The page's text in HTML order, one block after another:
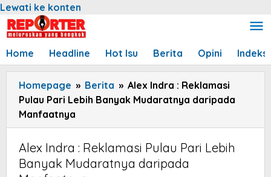
Lewati ke konten
Home Headline Hot Isu Berita Opini Indeks
Homepage » Berita » Alex Indra : Reklamasi
Pulau Pari Lebih Banyak Mudaratnya daripada
Manfaatnya
Alex Indra : Reklamasi Pulau Pari Lebih
Banyak Mudaratnya daripada